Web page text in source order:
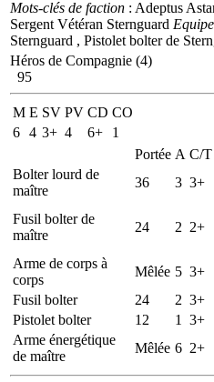
Mots-clés de faction : Adeptus
Sergent Vétéran Sternguard
Sternguard , Pistolet bolter de
Héros de Compagnie (4)
95
M E SV PV CD CO
6 4 3+ 4 6+
1
Portée A C/T
Bolter lourd de
maître
36 3 3+
Fusil bolter de
maître
24 2 2+
Arme de corps à
corps
Mêlée 5 3+
Fusil bolter
24 2 3+
Pistolet bolter
12 1 3+
Arme énergétique
de maître
Mêlée 6 2+